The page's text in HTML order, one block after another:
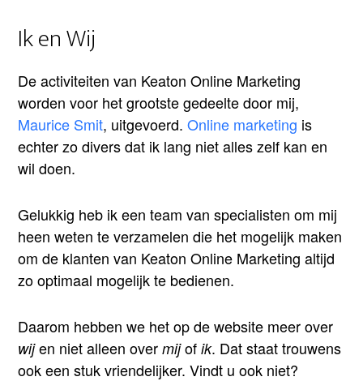
Ik en Wij
De activiteiten van Keaton Online Marketing
worden voor het grootste gedeelte door mij,
Maurice Smit, uitgevoerd.Online marketing is
echter zo divers dat ik lang niet alles zelf kan en
wil doen.
Gelukkig heb ik een team van specialisten om mij
heen weten te verzamelen die het mogelijk maken
om de klanten van Keaton Online Marketing altijd
zo optimaal mogelijk te bedienen.
Daarom hebben we het op de website meer over
wijen niet alleen overmijofik. Dat staat trouwens
ook een stuk vriendelijker. Vindt u ook niet?